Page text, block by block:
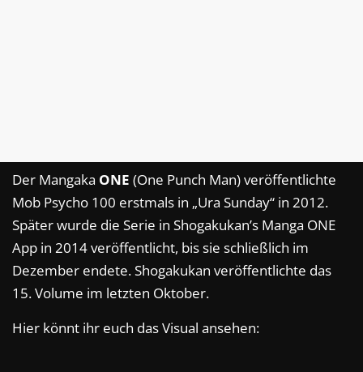
Der Mangaka ONE (One Punch Man) veröffentlichte
Mob Psycho 100 erstmals in „Ura Sunday“ in 2012.
Später wurde die Serie in Shogakukan’s Manga ONE
App in 2014 veröffentlicht, bis sie schließlich im
Dezember endete. Shogakukan veröffentlichte das
15. Volume im letzten Oktober.
Hier könnt ihr euch das Visual ansehen: